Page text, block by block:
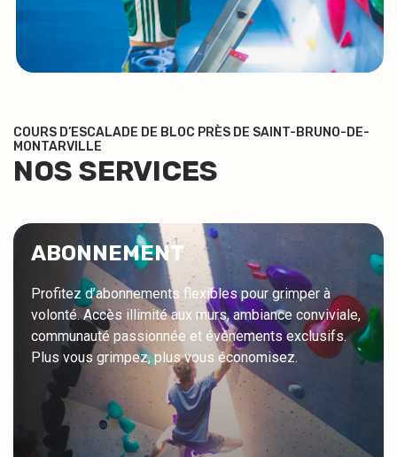
COURS D’ESCALADE DE BLOC PRÈS DE SAINT-BRUNO-DE-
MONTARVILLE
NOS SERVICES
ABONNEMENT
Profitez d’abonnements flexibles pour grimper à
volonté. Accès illimité aux murs, ambiance conviviale,
communauté passionnée et événements exclusifs.
Plus vous grimpez, plus vous économisez.